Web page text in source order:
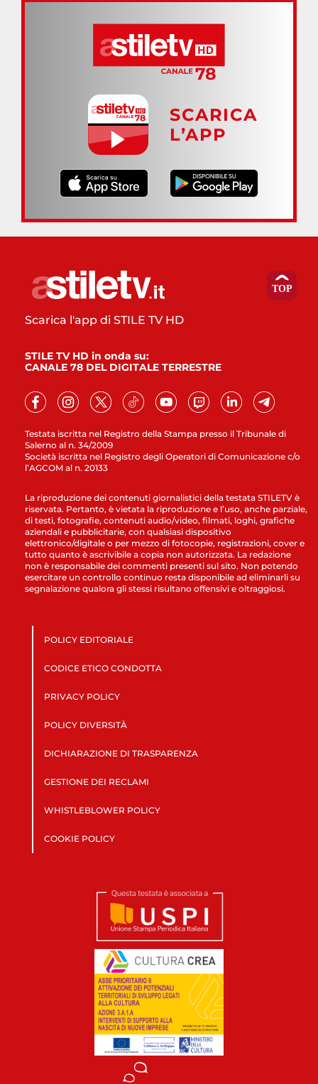
SCARICA
L’APP
Testata iscritta nel Registro della Stampa presso il Tribunale di
Salerno al n. 34/2009
Società iscritta nel Registro degli Operatori di Comunicazione c/o
l’AGCOM al n. 20133
Scarica l'app di STILE TV HD
STILE TV HD in onda su:
CANALE 78 DEL DIGITALE TERRESTRE
La riproduzione dei contenuti giornalistici della testata STILETV è
riservata. Pertanto, è vietata la riproduzione e l’uso, anche parziale,
di testi, fotografie, contenuti audio/video, filmati, loghi, grafiche
aziendali e pubblicitarie, con qualsiasi dispositivo
elettronico/digitale o per mezzo di fotocopie, registrazioni, cover e
tutto quanto è ascrivibile a copia non autorizzata. La redazione
non è responsabile dei commenti presenti sul sito. Non potendo
esercitare un controllo continuo resta disponibile ad eliminarli su
segnalazione qualora gli stessi risultano offensivi e oltraggiosi.
POLICY EDITORIALE
CODICE ETICO CONDOTTA
PRIVACY POLICY
POLICY DIVERSITÀ
DICHIARAZIONE DI TRASPARENZA
GESTIONE DEI RECLAMI
WHISTLEBLOWER POLICY
COOKIE POLICY